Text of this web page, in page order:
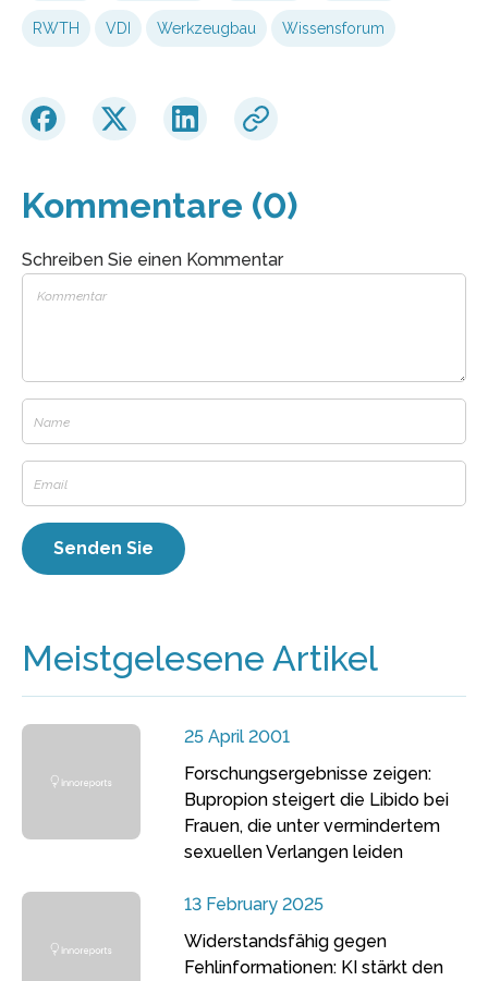
RWTH VDI Werkzeugbau Wissensforum
Kommentare (0)
Schreiben Sie einen Kommentar
Meistgelesene Artikel
25 April 2001
Forschungsergebnisse zeigen:
Bupropion steigert die Libido bei
Frauen, die unter vermindertem
sexuellen Verlangen leiden
13 February 2025
Widerstandsfähig gegen
Fehlinformationen: KI stärkt den